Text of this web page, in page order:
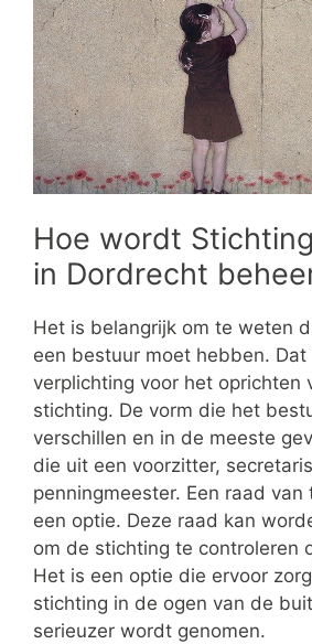
Hoe wordt
in Dordrecht
Het is belangrijk om te weten
een bestuur moet hebben. Dat
verplichting voor het oprichten
stichting. De vorm die het
verschillen en in de meeste
die uit een voorzitter,
penningmeester. Een raad van
een optie. Deze raad kan
om de stichting te controleren
Het is een optie die ervoor
stichting in de ogen van de
serieuzer wordt genomen.